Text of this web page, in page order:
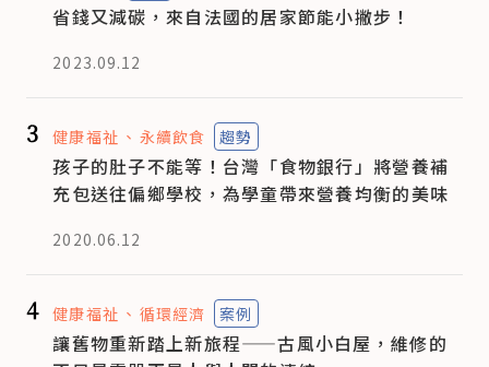
省錢又減碳，來自法國的居家節能小撇步！
2023.09.12
3 健康福祉 永續飲食 趨勢
孩子的肚子不能等！台灣「食物銀行」將營養補
充包送往偏鄉學校，為學童帶來營養均衡的美味
2020.06.12
4 健康福祉 循環經濟 案例
讓舊物重新踏上新旅程——古風小白屋，維修的